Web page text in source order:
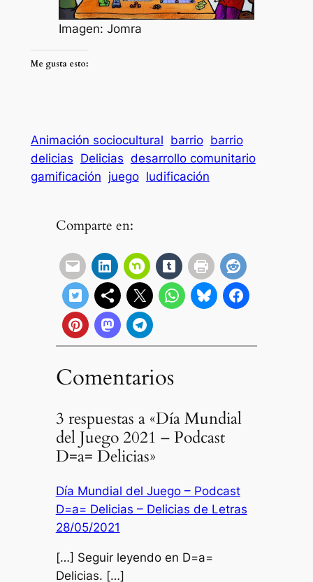
Imagen: Jomra
Me gusta esto:
Animación sociocultural barrio barrio
delicias Delicias desarrollo comunitario
gamificación juego ludificación
Comparte en:
Comentarios
3 respuestas a «Día Mundial
del Juego 2021 – Podcast
D=a= Delicias»
Día Mundial del Juego – Podcast
D=a= Delicias – Delicias de Letras
28/05/2021
[…] Seguir leyendo en D=a=
Delicias. […]